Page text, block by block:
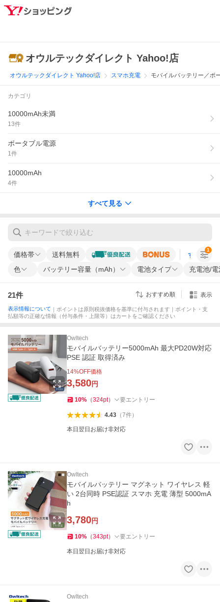
オウルテックダイレクト Yahoo!店
オウルテックダイレクト Yahoo!店 スマホ充電 モバイルバッテリー／ポ
カテゴリ
10000mAh未満
13件
ポータブル電源
1件
10000mAh
4件
すべて見る
価格帯 送料無料 すべての条
色 バッテリー容量（mAh） 電池タイプ 充電池/
1
21件 おすすめ順 表示
表示情報について ｜ポイントは原則税抜価格を基準に付与されます｜ポイント・支
払額等の正確な情報（付与条件・上限等）はカートをご確認ください
Owltech
モバイルバッテリー5000mAh 最大PD20W対応
PSE 認証 取得済み
14%OFF価格
3,580円
10% （324pt） 要エントリー
4.43（7件）
本日翌日お届け非対応
Owltech
モバイルバッテリー マグネット ワイヤレス 軽
い 2台同時 PSE認証 スマホ 充電 薄型 5000mA
h
3,780円
10% （343pt） 要エントリー
本日翌日お届け非対応
Owltech